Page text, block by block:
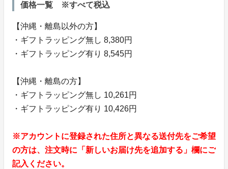
価格一覧 ※すべて税込
【沖縄・離島以外の方】
・ギフトラッピング無し 8,380円
・ギフトラッピング有り 8,545円
【沖縄・離島の方】
・ギフトラッピング無し 10,261円
・ギフトラッピング有り 10,426円
※アカウントに登録された住所と異なる送付先をご希望
の方は、注文時に「新しいお届け先を追加する」欄にご
記入ください。